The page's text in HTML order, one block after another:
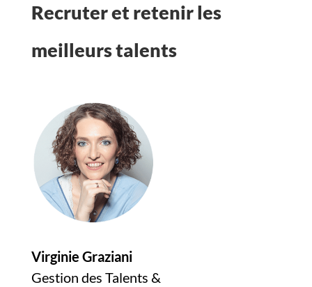
Recruter et retenir les
meilleurs talents
Virginie Graziani
Gestion des Talents &